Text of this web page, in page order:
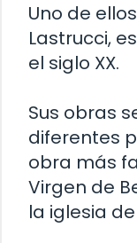
Uno de
Lastrucci,
el siglo XX.
Sus obras
diferentes
obra más
Virgen de
la iglesia